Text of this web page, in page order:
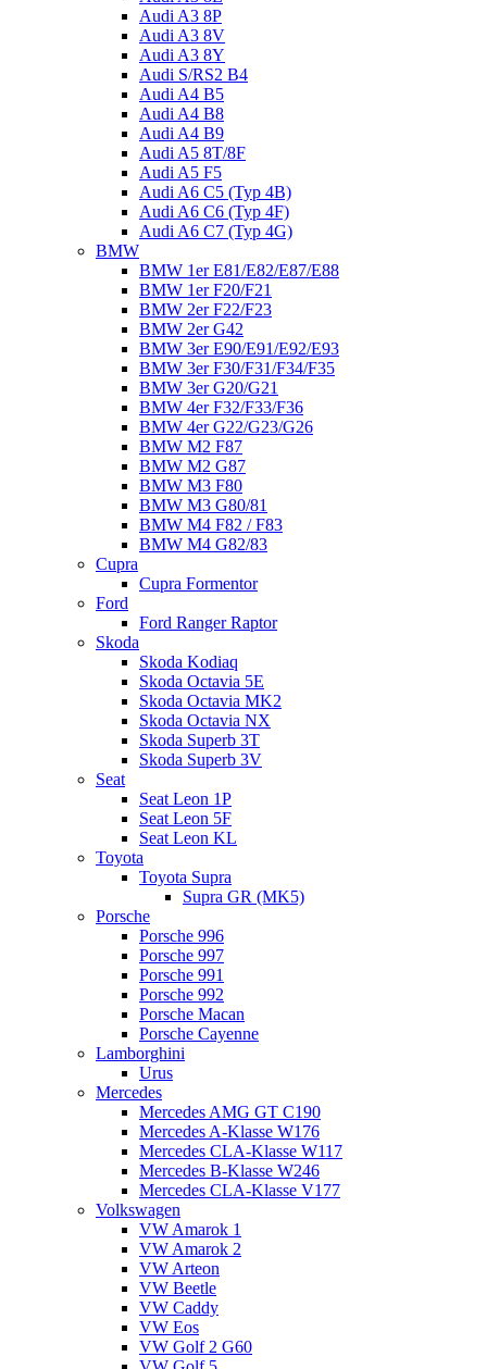
Audi A3 8P
Audi A3 8V
Audi A3 8Y
Audi S/RS2 B4
Audi A4 B5
Audi A4 B8
Audi A4 B9
Audi A5 8T/8F
Audi A5 F5
Audi A6 C5 (Typ 4B)
Audi A6 C6 (Typ 4F)
Audi A6 C7 (Typ 4G)
BMW
BMW 1er E81/E82/E87/E88
BMW 1er F20/F21
BMW 2er F22/F23
BMW 2er G42
BMW 3er E90/E91/E92/E93
BMW 3er F30/F31/F34/F35
BMW 3er G20/G21
BMW 4er F32/F33/F36
BMW 4er G22/G23/G26
BMW M2 F87
BMW M2 G87
BMW M3 F80
BMW M3 G80/81
BMW M4 F82 / F83
BMW M4 G82/83
Cupra
Cupra Formentor
Ford
Ford Ranger Raptor
Skoda
Skoda Kodiaq
Skoda Octavia 5E
Skoda Octavia MK2
Skoda Octavia NX
Skoda Superb 3T
Skoda Superb 3V
Seat
Seat Leon 1P
Seat Leon 5F
Seat Leon KL
Toyota
Toyota Supra
Supra GR (MK5)
Porsche
Porsche 996
Porsche 997
Porsche 991
Porsche 992
Porsche Macan
Porsche Cayenne
Lamborghini
Urus
Mercedes
Mercedes AMG GT C190
Mercedes A-Klasse W176
Mercedes CLA-Klasse W117
Mercedes B-Klasse W246
Mercedes CLA-Klasse V177
Volkswagen
VW Amarok 1
VW Amarok 2
VW Arteon
VW Beetle
VW Caddy
VW Eos
VW Golf 2 G60